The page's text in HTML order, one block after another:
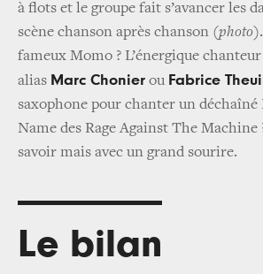
à flots et le groupe fait s’avancer les
scène chanson après chanson (photo
fameux Momo ? L’énergique
alias Marc Chonier ou Fabrice
saxophone pour chanter un
Name des Rage Against The Machine
savoir mais avec un grand sourire.
Le bilan